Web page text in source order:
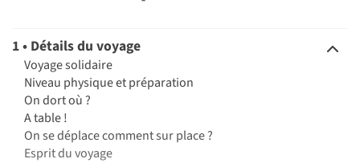
©
1 • Détails du voyage
Voyage solidaire
Niveau physique et préparation
On dort où ?
A table !
On se déplace comment sur place ?
Esprit du voyage